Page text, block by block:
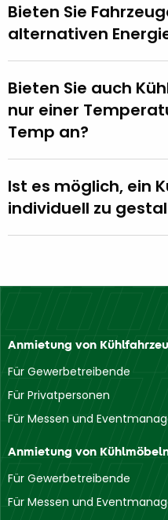
Bieten Sie
alternativen
Bieten Sie auch
nur einer
Temp an?
Ist es möglich, ein
individuell zu
Anmietung von
Für Gewerbetreibende
Für Privatpersonen
Für Messen und
Anmietung von
Für Gewerbetreibende
Für Messen und